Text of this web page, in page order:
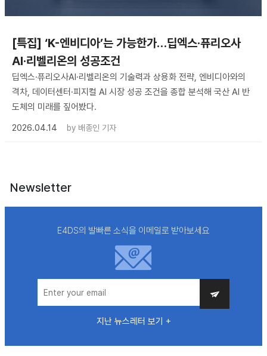
[특집] ‘K-엔비디아’는 가능한가…딥엑스·퓨리오사
AI·리벨리온의 성공조건
딥엑스·퓨리오사AI·리벨리온의 기술력과 상용화 전략, 엔비디아와의
격차, 데이터센터·피지컬 AI 시장 성공 조건을 종합 분석해 국산 AI 반
도체의 미래를 짚어봤다.
2026.04.14
by 배종인 기자
Newsletter
E4DS의 발빠른 소식을 이메일로 받아보세요
지난 뉴스레터 보기 +